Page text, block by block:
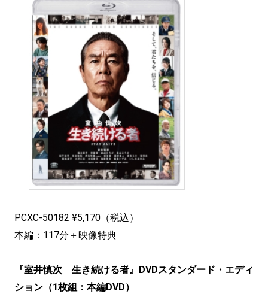
PCXC-50182 ¥5,170（税込）
本編：117分＋映像特典
『室井慎次 生き続ける者』DVDスタンダード・エディ
ション（1枚組：本編DVD）